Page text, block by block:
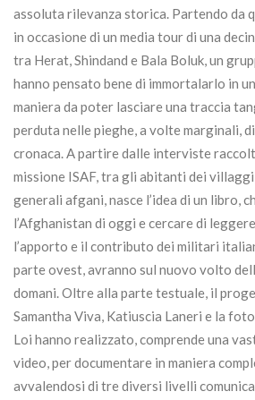
assoluta rilevanza storica. Partendo da
in occasione di un media tour di una
tra Herat, Shindand e Bala Boluk, un
hanno pensato bene di immortalarlo in
maniera da poter lasciare una traccia
perduta nelle pieghe, a volte marginali,
cronaca. A partire dalle interviste
missione ISAF, tra gli abitanti dei
generali afgani, nasce l’idea di un libro,
l’Afghanistan di oggi e cercare di
l’apporto e il contributo dei militari
parte ovest, avranno sul nuovo volto
domani. Oltre alla parte testuale, il
Samantha Viva, Katiuscia Laneri e la
Loi hanno realizzato, comprende una
video, per documentare in maniera
avvalendosi di tre diversi livelli